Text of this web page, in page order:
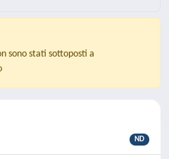
sono stati sottoposti a
ND